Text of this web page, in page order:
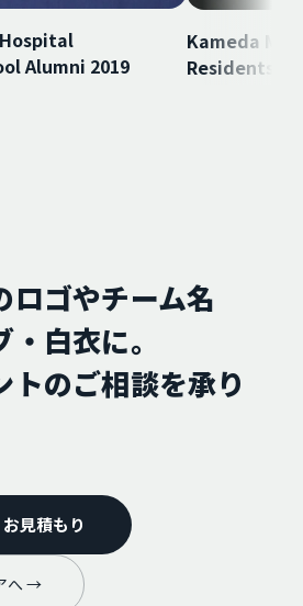
Alumni 2019
Kameda
Residents
ロゴやチーム名
白衣に。
トのご相談を承り
見積もり
へ →